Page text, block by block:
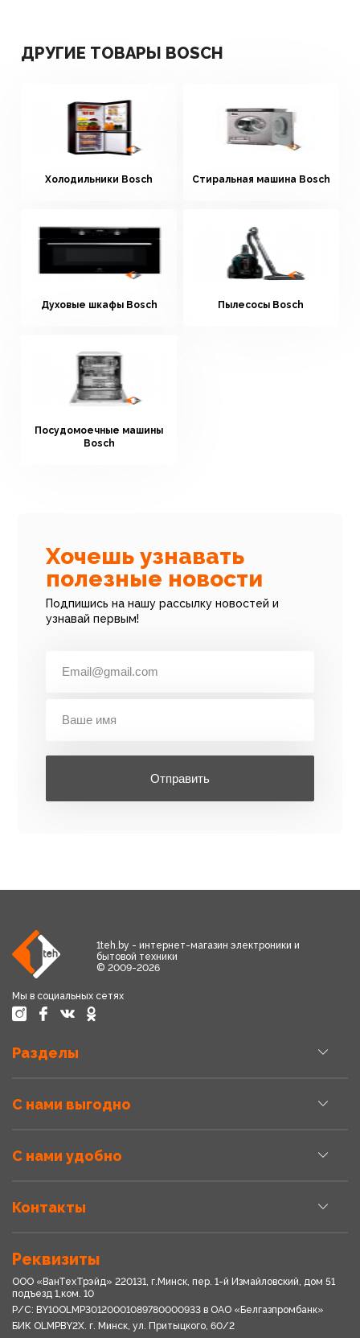
ДРУГИЕ ТОВАРЫ BOSCH
Холодильники Bosch Стиральная машина Bosch
Духовые шкафы Bosch Пылесосы Bosch
Посудомоечные машины
Bosch
Хочешь узнавать
полезные новости
Подпишись на нашу рассылку новостей и
узнавай первым!
Отправить
1teh.by - интернет-магазин электроники и
бытовой техники
© 2009-2026
Мы в социальных сетях
Разделы
С нами выгодно
С нами удобно
Контакты
Реквизиты
ООО «ВанТехТрэйд» 220131, г.Минск, пер. 1-й Измайловский, дом 51
подъезд 1,ком. 10
Р/С: BY10OLMP30120001089780000933 в OАО «Белгазпромбанк»
БИК OLMPBY2X. г. Минск, ул. Притыцкого, 60/2